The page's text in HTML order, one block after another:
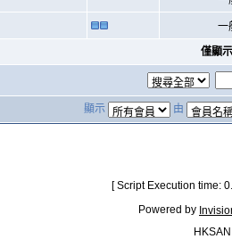
一
僅顯
顯示 由
[ Script Execution time:
Powered by